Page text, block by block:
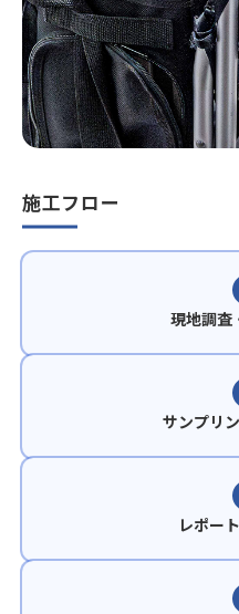
施工フロー
現地調査
サンプリ
レポー